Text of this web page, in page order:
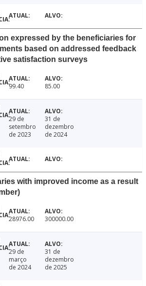
expressed by the beneficiaries for
based on addressed feedback
satisfaction surveys
99.40 85.00
29 de
setembro
de 2023
31 de
dezembro
de 2024
with improved income as a result
28976.00 300000.00
29 de
março
de 2024
31 de
dezembro
de 2025